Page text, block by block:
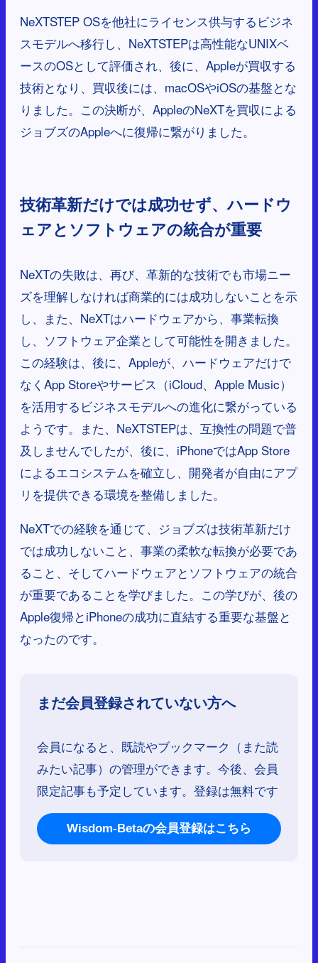
NeXTSTEP OSを他社にライセンス供与するビジネ
スモデルへ移行し、NeXTSTEPは高性能なUNIXベ
ースのOSとして評価され、後に、Appleが買収する
技術となり、買収後には、macOSやiOSの基盤とな
りました。この決断が、AppleのNeXTを買収による
ジョブズのAppleへに復帰に繋がりました。
技術革新だけでは成功せず、ハードウ
ェアとソフトウェアの統合が重要
NeXTの失敗は、再び、革新的な技術でも市場ニー
ズを理解しなければ商業的には成功しないことを示
し、また、NeXTはハードウェアから、事業転換
し、ソフトウェア企業として可能性を開きました。
この経験は、後に、Appleが、ハードウェアだけで
なくApp Storeやサービス（iCloud、Apple Music）
を活用するビジネスモデルへの進化に繋がっている
ようです。また、NeXTSTEPは、互換性の問題で普
及しませんでしたが、後に、iPhoneではApp Store
によるエコシステムを確立し、開発者が自由にアプ
リを提供できる環境を整備しました。
NeXTでの経験を通じて、ジョブズは技術革新だけ
では成功しないこと、事業の柔軟な転換が必要であ
ること、そしてハードウェアとソフトウェアの統合
が重要であることを学びました。この学びが、後の
Apple復帰とiPhoneの成功に直結する重要な基盤と
なったのです。
まだ会員登録されていない方へ
会員になると、既読やブックマーク（また読
みたい記事）の管理ができます。今後、会員
限定記事も予定しています。登録は無料です
Wisdom-Betaの会員登録はこちら